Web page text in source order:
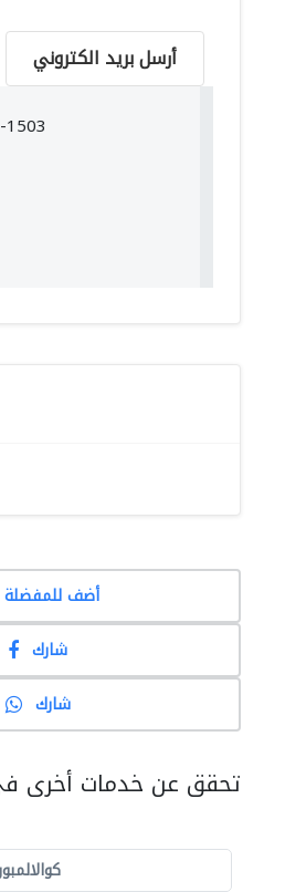
أرسل بريد الكتروني
أضف للمفضلة
شارك
شارك
تحقق عن خدمات أخرى في